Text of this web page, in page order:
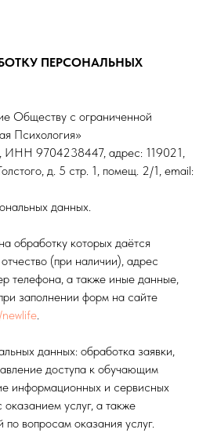
ПЕРСОНАЛЬНЫХ
Обществу с ограниченной
Психология»
9704238447, адрес: 119021,
д. 5 стр. 1, помещ. 2/1, email:
данных.
обработку которых даётся
(при наличии), адрес
телефона, а также иные данные,
заполнении форм на сайте
.
данных: обработка заявки,
доступа к обучающим
информационных и сервисных
услуг, а также
вопросам оказания услуг.